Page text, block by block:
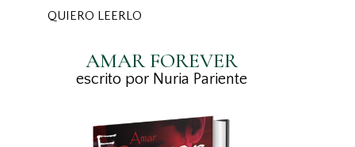
QUIERO LEERLO
AMAR FOREVER
escrito por Nuria Pariente